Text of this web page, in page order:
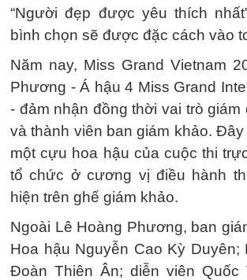
“Người đẹp được yêu thích
bình chọn sẽ được đặc cách vào
Năm nay, Miss Grand Vietnam
Phương - Á hậu 4 Miss Grand
- đảm nhận đồng thời vai trò giám
và thành viên ban giám khảo. Đây
một cựu hoa hậu của cuộc thi
tổ chức ở cương vị điều hành
hiện trên ghế giám khảo.
Ngoài Lê Hoàng Phương, ban
Hoa hậu Nguyễn Cao Kỳ Duyên;
Đoàn Thiên Ân; diễn viên Quốc